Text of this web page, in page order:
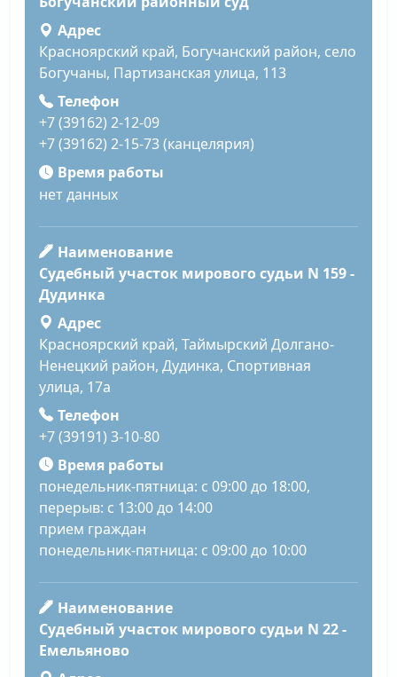
Адрес
Красноярский край, Богучанский район, село
Богучаны, Партизанская улица, 113
Телефон
+7 (39162) 2-12-09
+7 (39162) 2-15-73 (канцелярия)
Время работы
нет данных
Наименование
Судебный участок мирового судьи N 159 -
Дудинка
Адрес
Красноярский край, Таймырский Долгано-
Ненецкий район, Дудинка, Спортивная
улица, 17а
Телефон
+7 (39191) 3-10-80
Время работы
понедельник-пятница: с 09:00 до 18:00,
перерыв: с 13:00 до 14:00
прием граждан
понедельник-пятница: с 09:00 до 10:00
Наименование
Судебный участок мирового судьи N 22 -
Емельяново